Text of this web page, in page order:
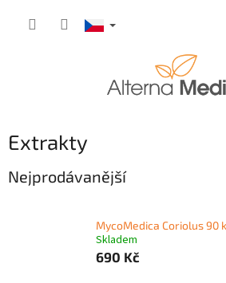
Extrakty
Nejprodávanější
MycoMedica Coriolus 90
Skladem
690 Kč